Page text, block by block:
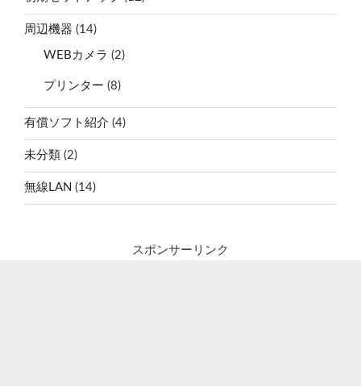
周辺機器 (14)
WEBカメラ (2)
プリンター (8)
有償ソフト紹介 (4)
未分類 (2)
無線LAN (14)
スポンサーリンク